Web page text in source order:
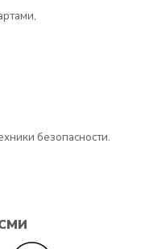
безопасности.